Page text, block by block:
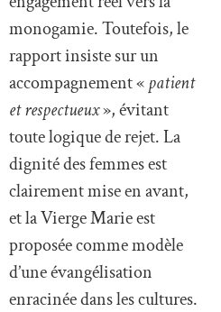
monogamie. Toutefois, le
rapport insiste sur un
accompagnement «patient
et respectueux», évitant
toute logique de rejet. La
dignité des femmes est
clairement mise en avant,
et la Vierge Marie est
proposée comme modèle
d’une évangélisation
enracinée dans les cultures.